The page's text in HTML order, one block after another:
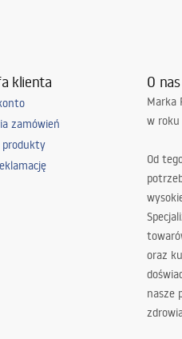
klienta
zamówień
produkty
O nas
Marka
w roku
Od
oraz
nasze